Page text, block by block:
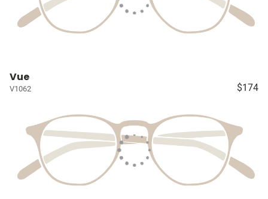
Vue
V1062 $174